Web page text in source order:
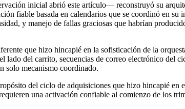
inicial abrió este artículo— reconstruyó su
fiable basada en calendarios que se coordinó en su
y manejo de fallas graciosas que habrían
que hizo hincapié en la sofisticación de la
del carrito, secuencias de correo electrónico del
solo mecanismo coordinado.
del ciclo de adquisiciones que hizo hincapié en
una activación confiable al comienzo de los